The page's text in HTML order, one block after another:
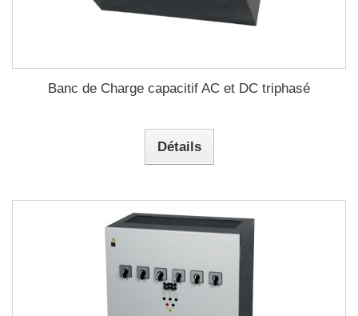
Banc de Charge capacitif AC et DC triphasé
Détails